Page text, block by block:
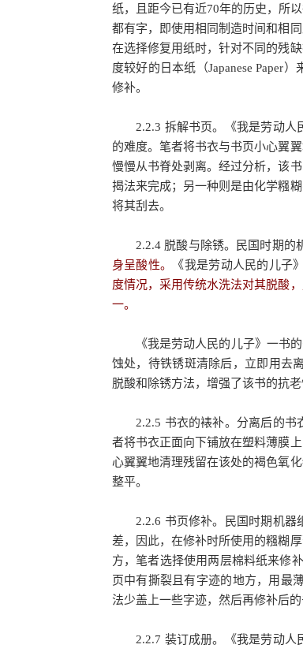
纸，且距今已有近70年的历史，所
都有字，即使用相同制造时间和相
在选择修复用纸时，针对不同的残
度较好的日本纸（Japanese Paper
修补。
2.2.3 拆解书页。《我是劳动人
的难度。笔者将书衣与书页小心翼
慢慢从书脊处剥离。经过分析，该
揭法来完成；另一种则是由化学糨
将其刮去。
2.2.4 脱酸与除锈。民国时期的机
身呈酸性。
《我是劳动人民的儿子
度情况，采用传统水洗法对其脱酸
一。
《我是劳动人民的儿子》一书的
蚀处，待铁锈斑清除后，立即用去
脱酸和除锈方法，增强了该书的抗老
2.2.5 书衣的裱补。分离后的书
者将书衣正面向下铺放在塑料薄膜
心翼翼地清理残留在该处的褐色氧
整平。
2.2.6 书页修补。民国时期机器
差，因此，在修补时所使用的糨糊
方，笔者选择使用两层棉料纸来修
页中有撕裂且有字迹的地方，用最
法少盖上一些字迹，然后再修补后
2.2.7 装订成册。《我是劳动人